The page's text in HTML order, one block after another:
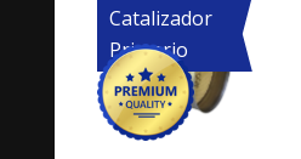
Catalizador
Primario